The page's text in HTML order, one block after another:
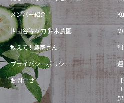
メンバー紹介
世田谷等々力 鈴木農園
教えて！農家さん
プライバシーポリシー
お問合せ